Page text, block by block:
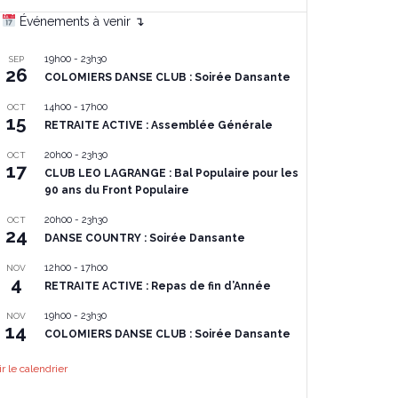
Événements à venir ↴
SEP
26
19h00 - 23h30
COLOMIERS DANSE CLUB : Soirée Dansante
OCT
15
14h00 - 17h00
RETRAITE ACTIVE : Assemblée Générale
OCT
17
20h00 - 23h30
CLUB LEO LAGRANGE : Bal Populaire pour les
90 ans du Front Populaire
OCT
24
20h00 - 23h30
DANSE COUNTRY : Soirée Dansante
NOV
4
12h00 - 17h00
RETRAITE ACTIVE : Repas de fin d’Année
NOV
14
19h00 - 23h30
COLOMIERS DANSE CLUB : Soirée Dansante
le calendrier